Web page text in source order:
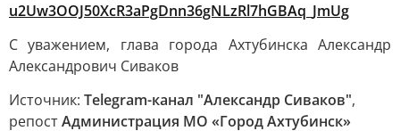
u2Uw3OOJ50XcR3aPgDnn36gNLzRl7hGBAq_JmUg
С уважением, глава города Ахтубинска Александр
Александрович Сиваков
Источник: Telegram-канал "Александр Сиваков",
репостАдминистрация МО «Город Ахтубинск»